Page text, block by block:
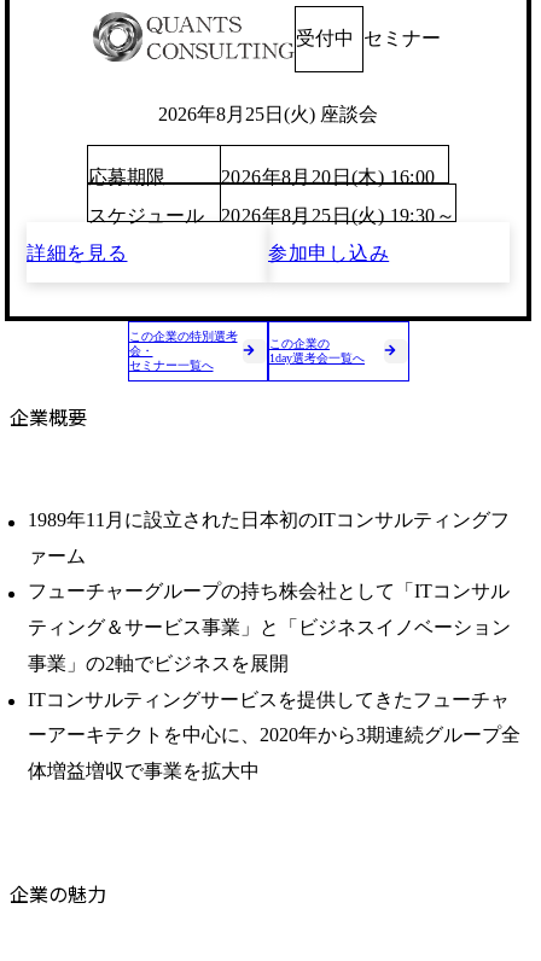
受付中 セミナー
2026年8月25日(火) 座談会
応募期限
2026年8月20日(木) 16:00
スケジュール
2026年8月25日(火) 19:30～
詳細を見る
参加申し込み
この企業の特別選考
会・
セミナー一覧へ
この企業の
1day選考会一覧へ
企業概要
1989年11月に設立された日本初のITコンサルティングフ
ァーム
フューチャーグループの持ち株会社として「ITコンサル
ティング＆サービス事業」と「ビジネスイノベーション
事業」の2軸でビジネスを展開
ITコンサルティングサービスを提供してきたフューチャ
ーアーキテクトを中心に、2020年から3期連続グループ全
体増益増収で事業を拡大中
企業の魅力